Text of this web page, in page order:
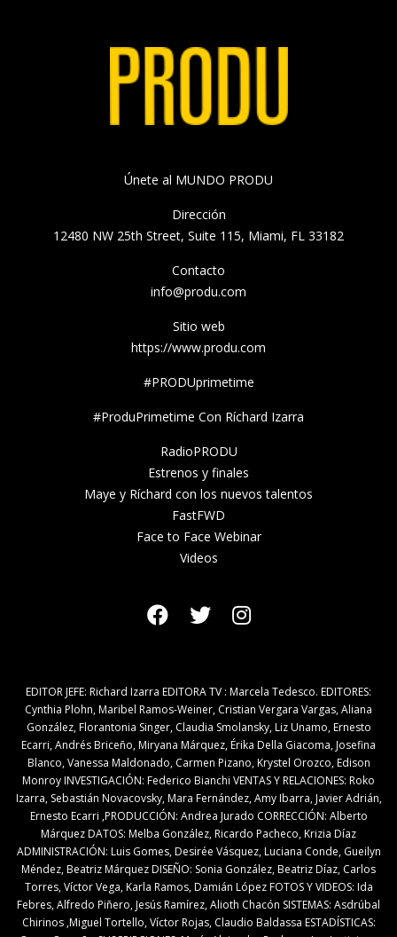
Únete al MUNDO PRODU
Dirección
12480 NW 25th Street, Suite 115, Miami, FL 33182
Contacto
info@produ.com
Sitio web
https://www.produ.com
#PRODUprimetime
#ProduPrimetime Con Ríchard Izarra
RadioPRODU
Estrenos y finales
Maye y Ríchard con los nuevos talentos
FastFWD
Face to Face Webinar
Videos
EDITOR JEFE: Richard Izarra EDITORA TV : Marcela Tedesco. EDITORES:
Cynthia Plohn, Maribel Ramos-Weiner, Cristian Vergara Vargas, Aliana
González, Florantonia Singer, Claudia Smolansky, Liz Unamo, Ernesto
Ecarri, Andrés Briceño, Miryana Márquez, Érika Della Giacoma, Josefina
Blanco, Vanessa Maldonado, Carmen Pizano, Krystel Orozco, Edison
Monroy INVESTIGACIÓN: Federico Bianchi VENTAS Y RELACIONES: Roko
Izarra, Sebastián Novacovsky, Mara Fernández, Amy Ibarra, Javier Adrián,
Ernesto Ecarri ,PRODUCCIÓN: Andrea Jurado CORRECCIÓN: Alberto
Márquez DATOS: Melba González, Ricardo Pacheco, Krizia Díaz
ADMINISTRACIÓN: Luis Gomes, Desirée Vásquez, Luciana Conde, Gueilyn
Méndez, Beatriz Márquez DISEÑO: Sonia González, Beatriz Díaz, Carlos
Torres, Víctor Vega, Karla Ramos, Damián López FOTOS Y VIDEOS: Ida
Febres, Alfredo Piñero, Jesús Ramírez, Alioth Chacón SISTEMAS: Asdrúbal
Chirinos ,Miguel Tortello, Víctor Rojas, Claudio Baldassa ESTADÍSTICAS: